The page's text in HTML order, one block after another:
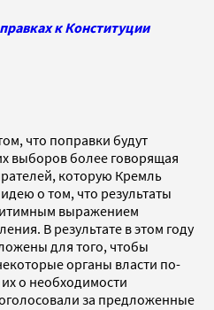
к Конституции
что поправки будут
выборов более говорящая
которую Кремль
о том, что результаты
выражением
В результате в этом году
для того, чтобы
органы власти по-
о необходимости
за предложенные